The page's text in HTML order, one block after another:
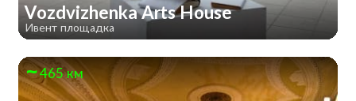
Vozdvizhenka Arts House
Ивент площадка
465 км